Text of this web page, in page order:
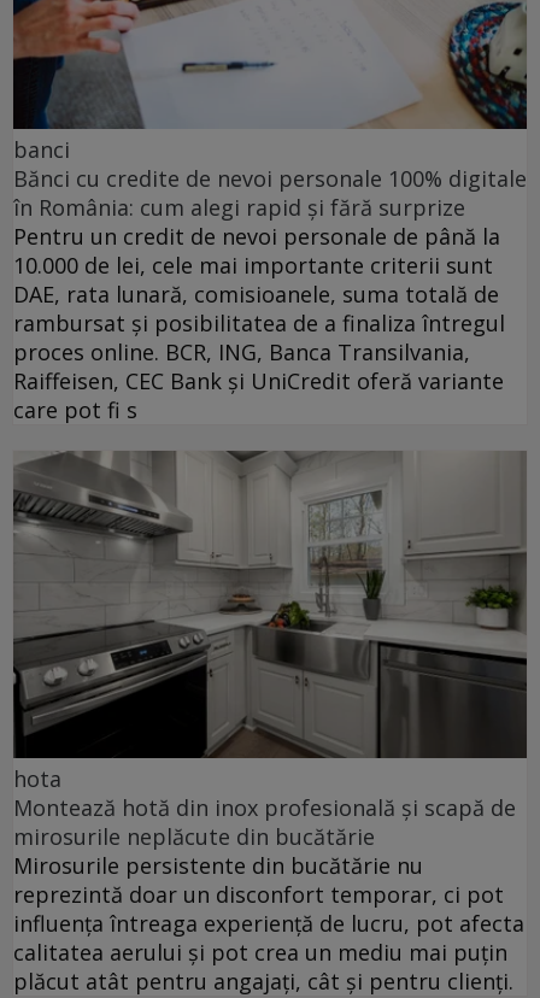
banci
Bănci cu credite de nevoi personale 100% digitale
în România: cum alegi rapid și fără surprize
Pentru un credit de nevoi personale de până la
10.000 de lei, cele mai importante criterii sunt
DAE, rata lunară, comisioanele, suma totală de
rambursat și posibilitatea de a finaliza întregul
proces online. BCR, ING, Banca Transilvania,
Raiffeisen, CEC Bank și UniCredit oferă variante
care pot fi s
hota
Montează hotă din inox profesională și scapă de
mirosurile neplăcute din bucătărie
Mirosurile persistente din bucătărie nu
reprezintă doar un disconfort temporar, ci pot
influența întreaga experiență de lucru, pot afecta
calitatea aerului și pot crea un mediu mai puțin
plăcut atât pentru angajați, cât și pentru clienți.